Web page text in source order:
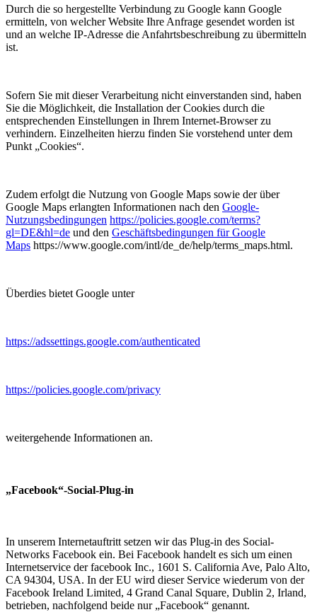
Durch die so hergestellte Verbindung zu Google kann Google
ermitteln, von welcher Website Ihre Anfrage gesendet worden ist
und an welche IP-Adresse die Anfahrtsbeschreibung zu übermitteln
ist.
Sofern Sie mit dieser Verarbeitung nicht einverstanden sind, haben
Sie die Möglichkeit, die Installation der Cookies durch die
entsprechenden Einstellungen in Ihrem Internet-Browser zu
verhindern. Einzelheiten hierzu finden Sie vorstehend unter dem
Punkt „Cookies“.
Zudem erfolgt die Nutzung von Google Maps sowie der über
Google Maps erlangten Informationen nach den Google-
Nutzungsbedingungen https://policies.google.com/terms?
gl=DE&hl=de und den Geschäftsbedingungen für Google
Maps https://www.google.com/intl/de_de/help/terms_maps.html.
Überdies bietet Google unter
https://adssettings.google.com/authenticated
https://policies.google.com/privacy
weitergehende Informationen an.
„Facebook“-Social-Plug-in
In unserem Internetauftritt setzen wir das Plug-in des Social-
Networks Facebook ein. Bei Facebook handelt es sich um einen
Internetservice der facebook Inc., 1601 S. California Ave, Palo Alto,
CA 94304, USA. In der EU wird dieser Service wiederum von der
Facebook Ireland Limited, 4 Grand Canal Square, Dublin 2, Irland,
betrieben, nachfolgend beide nur „Facebook“ genannt.